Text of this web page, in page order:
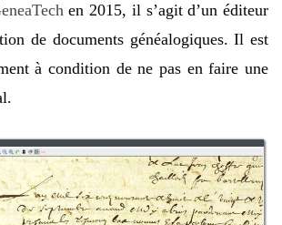
en 2015, il s’agit d’un éditeur
de documents généalogiques. Il est
à condition de ne pas en faire une